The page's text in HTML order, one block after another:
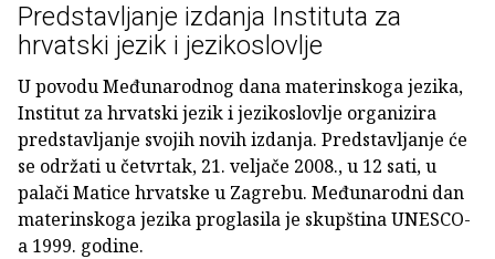
Predstavljanje izdanja Instituta za
hrvatski jezik i jezikoslovlje
U povodu Međunarodnog dana materinskoga jezika,
Institut za hrvatski jezik i jezikoslovlje organizira
predstavljanje svojih novih izdanja. Predstavljanje će
se održati u četvrtak, 21. veljače 2008., u 12 sati, u
palači Matice hrvatske u Zagrebu. Međunarodni dan
materinskoga jezika proglasila je skupština UNESCO-
a 1999. godine.